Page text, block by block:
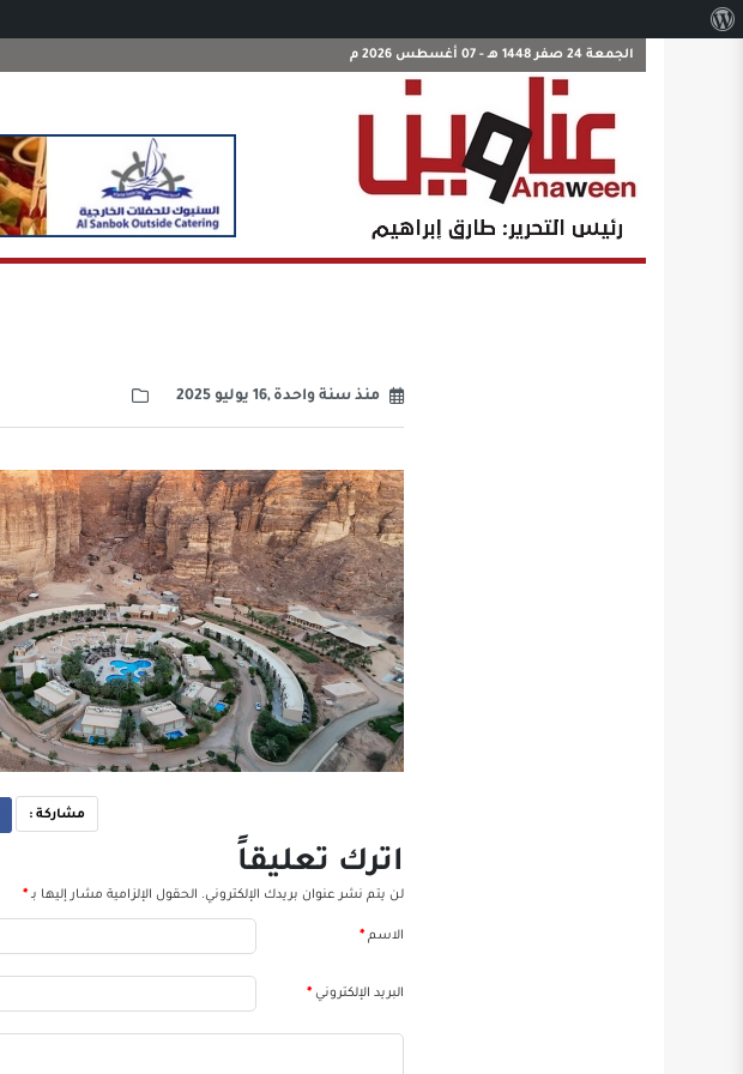
الجمعة 24 صفر 1448 هـ - 07 أغسطس 2026 م
منذ سنة واحدة ,16 يوليو 2025
مشاركة :
اترك تعليقاً
لن يتم نشر عنوان بريدك الإلكتروني. الحقول الإلزامية مشار إليها بـ*
الاسم*
البريد الإلكتروني*